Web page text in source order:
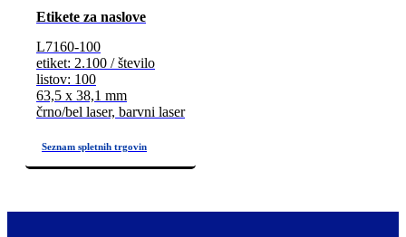
Etikete za naslove
L7160-100
etiket: 2.100 / število
listov: 100
63,5 x 38,1 mm
črno/bel laser, barvni laser